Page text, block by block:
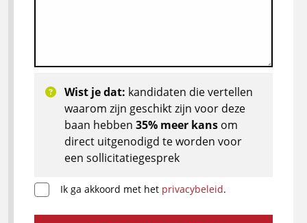
Wist je dat: kandidaten die vertellen
waarom zijn geschikt zijn voor deze
baan hebben 35% meer kans om
direct uitgenodigd te worden voor
een sollicitatiegesprek
Ik ga akkoord met het privacybeleid.